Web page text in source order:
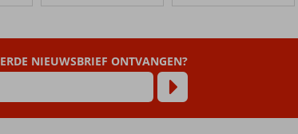
NIEUWSBRIEF ONTVANGEN?